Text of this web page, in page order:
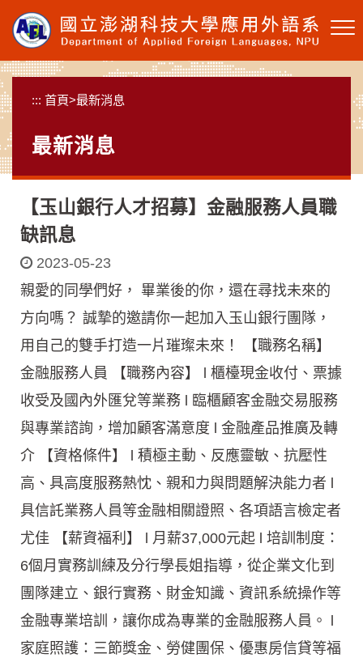
要
內
容
塊
::: 首頁>最新消息
最新消息
【玉山銀行人才招募】金融服務人員職
缺訊息
2023-05-23
親愛的同學們好， 畢業後的你，還在尋找未來的
方向嗎？ 誠摯的邀請你一起加入玉山銀行團隊，
用自己的雙手打造一片璀璨未來！ 【職務名稱】
金融服務人員 【職務內容】 l 櫃檯現金收付、票據
收受及國內外匯兌等業務 l 臨櫃顧客金融交易服務
與專業諮詢，增加顧客滿意度 l 金融產品推廣及轉
介 【資格條件】 l 積極主動、反應靈敏、抗壓性
高、具高度服務熱忱、親和力與問題解決能力者 l
具信託業務人員等金融相關證照、各項語言檢定者
尤佳 【薪資福利】 l 月薪37,000元起 l 培訓制度：
6個月實務訓練及分行學長姐指導，從企業文化到
團隊建立、銀行實務、財金知識、資訊系統操作等
金融專業培訓，讓你成為專業的金融服務人員。 l
家庭照護：三節獎金、勞健團保、優惠房信貸等福